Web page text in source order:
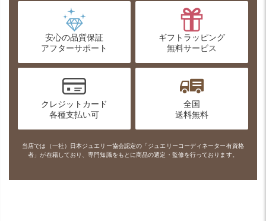
安心の品質保証
アフターサポート
ギフトラッピング
無料サービス
クレジットカード
各種支払い可
全国
送料無料
当店では （一社）日本ジュエリー協会認定の「ジュエリーコーディネーター有資格
者」が在籍しており、専門知識をもとに商品の選定・監修を行っております。